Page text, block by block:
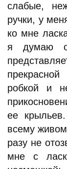
слабые,
ручки, у
ко мне
я думаю
робкой и
ее
всему
разу не
мне с